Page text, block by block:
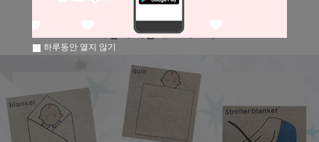
하루동안 열지 않기